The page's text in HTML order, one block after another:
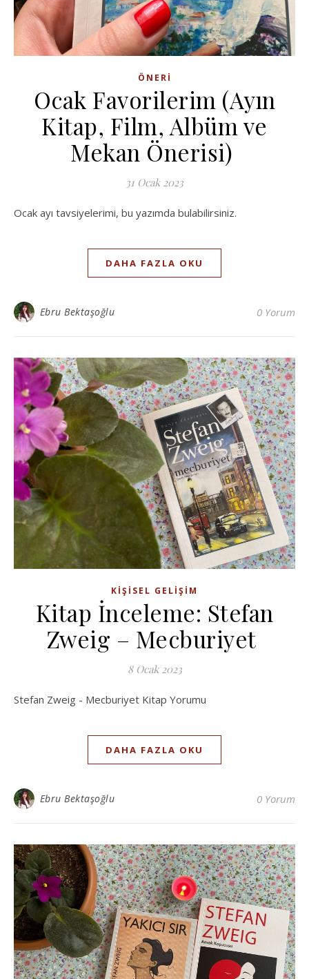
ÖNERI
Ocak Favorilerim (Ayın
Kitap, Film, Albüm ve
Mekan Önerisi)
31 Ocak 2023
Ocak ayı tavsiyelerimi, bu yazımda bulabilirsiniz.
DAHA FAZLA OKU
Ebru Bektaşoğlu 0 Yorum
KIŞISEL GELIŞIM
Kitap İnceleme: Stefan
Zweig – Mecburiyet
8 Ocak 2023
Stefan Zweig - Mecburiyet Kitap Yorumu
DAHA FAZLA OKU
Ebru Bektaşoğlu 0 Yorum